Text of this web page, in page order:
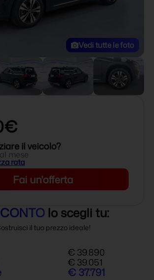
Vedi tutte le foto
il veicolo?
al mese
rata
Fai un'offerta
lo scegli tu:
il tuo prezzo ideale!
€ 39.890
€ 39.051
€ 37.791